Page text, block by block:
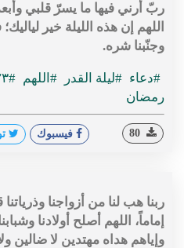
ربّ أرني فيها ما يسرّ قلبي
اللهم إن هذه الليلة خير
وجنّبنا شره.
#دعاء #ليلة القدر #اللهم #٢٣ رمضان
رمضان
فيسبوك
ربنا هب لنا من أزواجنا
إماماً، اللهم أصلح أولادنا
وإياهم هداه مهتدين لا ضالين